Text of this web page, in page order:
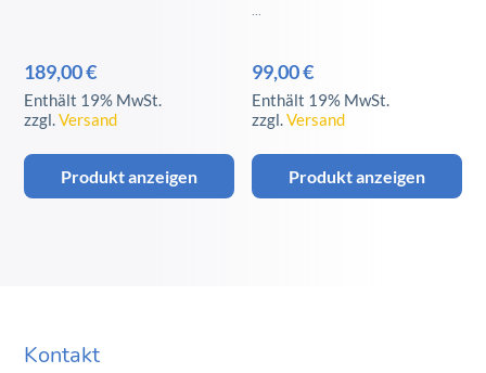
189,00€
Enthält 19% MwSt.
zzgl.Versand
Produkt anzeigen
99,00€
Enthält 19% MwSt.
zzgl.Versand
Produkt anzeigen
Kontakt